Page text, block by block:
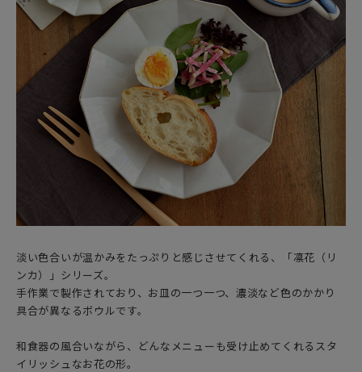
淡い色合いが温かみをたっぷりと感じさせてくれる、「凛花（リ
ンカ）」シリーズ。
手作業で製作されており、お皿の一つ一つ、濃淡など色のかかり
具合が異なるボウルです。
和食器の風合いながら、どんなメニューも受け止めてくれるスタ
イリッシュなお花の形。